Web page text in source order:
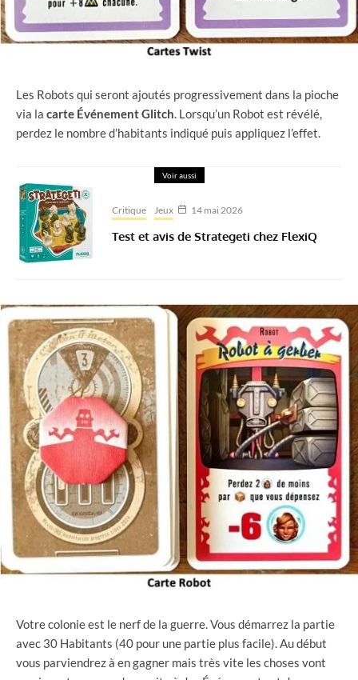
Les Robots qui seront ajoutés progressivement dans la pioche
via la carte Événement Glitch. Lorsqu’un Robot est révélé,
perdez le nombre d’habitants indiqué puis appliquez l’effet.
Voir aussi
Critique Jeux 14 mai 2026
Test et avis de Strategeti chez FlexiQ
Votre colonie est le nerf de la guerre. Vous démarrez la partie
avec 30 Habitants (40 pour une partie plus facile). Au début
vous parviendrez à en gagner mais très vite les choses vont